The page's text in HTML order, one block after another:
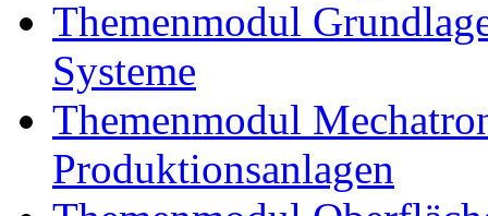
Themenmodul
Systeme
Themenmodul
Produktionsanlagen